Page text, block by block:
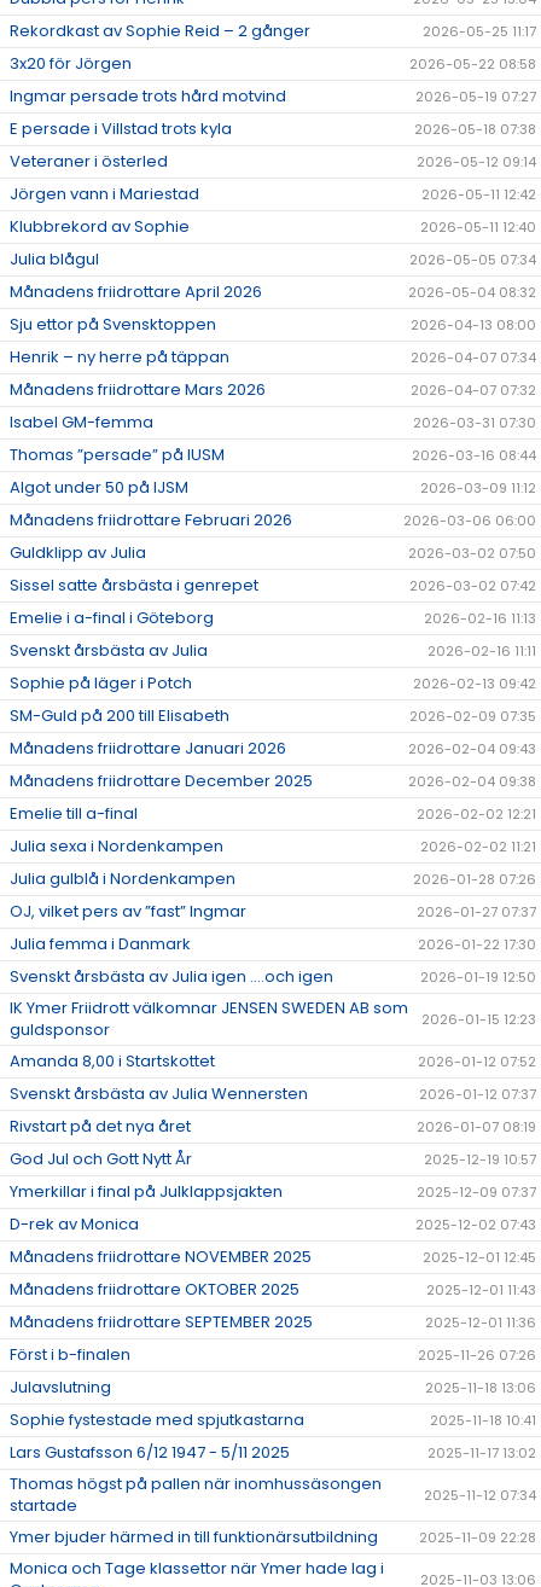
Rekordkast av Sophie Reid – 2 gånger 2026-05-25 11:17
3x20 för Jörgen 2026-05-22 08:58
Ingmar persade trots hård motvind 2026-05-19 07:27
E persade i Villstad trots kyla 2026-05-18 07:38
Veteraner i österled 2026-05-12 09:14
Jörgen vann i Mariestad 2026-05-11 12:42
Klubbrekord av Sophie 2026-05-11 12:40
Julia blågul 2026-05-05 07:34
Månadens friidrottare April 2026 2026-05-04 08:32
Sju ettor på Svensktoppen 2026-04-13 08:00
Henrik – ny herre på täppan 2026-04-07 07:34
Månadens friidrottare Mars 2026 2026-04-07 07:32
Isabel GM-femma 2026-03-31 07:30
Thomas ”persade” på IUSM 2026-03-16 08:44
Algot under 50 på IJSM 2026-03-09 11:12
Månadens friidrottare Februari 2026 2026-03-06 06:00
Guldklipp av Julia 2026-03-02 07:50
Sissel satte årsbästa i genrepet 2026-03-02 07:42
Emelie i a-final i Göteborg 2026-02-16 11:13
Svenskt årsbästa av Julia 2026-02-16 11:11
Sophie på läger i Potch 2026-02-13 09:42
SM-Guld på 200 till Elisabeth 2026-02-09 07:35
Månadens friidrottare Januari 2026 2026-02-04 09:43
Månadens friidrottare December 2025 2026-02-04 09:38
Emelie till a-final 2026-02-02 12:21
Julia sexa i Nordenkampen 2026-02-02 11:21
Julia gulblå i Nordenkampen 2026-01-28 07:26
OJ, vilket pers av ”fast” Ingmar 2026-01-27 07:37
Julia femma i Danmark 2026-01-22 17:30
Svenskt årsbästa av Julia igen ….och igen 2026-01-19 12:50
IK Ymer Friidrott välkomnar JENSEN SWEDEN AB som
guldsponsor
2026-01-15 12:23
Amanda 8,00 i Startskottet 2026-01-12 07:52
Svenskt årsbästa av Julia Wennersten 2026-01-12 07:37
Rivstart på det nya året 2026-01-07 08:19
God Jul och Gott Nytt År 2025-12-19 10:57
Ymerkillar i final på Julklappsjakten 2025-12-09 07:37
D-rek av Monica 2025-12-02 07:43
Månadens friidrottare NOVEMBER 2025 2025-12-01 12:45
Månadens friidrottare OKTOBER 2025 2025-12-01 11:43
Månadens friidrottare SEPTEMBER 2025 2025-12-01 11:36
Först i b-finalen 2025-11-26 07:26
Julavslutning 2025-11-18 13:06
Sophie fystestade med spjutkastarna 2025-11-18 10:41
Lars Gustafsson 6/12 1947 - 5/11 2025 2025-11-17 13:02
Thomas högst på pallen när inomhussäsongen
startade
2025-11-12 07:34
Ymer bjuder härmed in till funktionärsutbildning 2025-11-09 22:28
Monica och Tage klassettor när Ymer hade lag i
2025-11-03 13:06